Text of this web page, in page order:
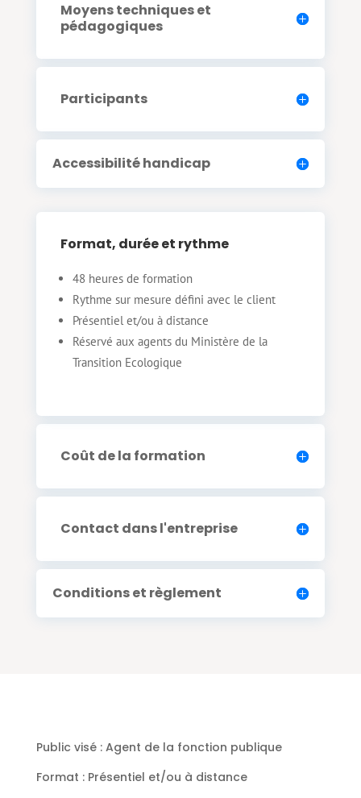
Moyens techniques et
pédagogiques
Participants
Accessibilité handicap
Format, durée et rythme
48 heures de formation
Rythme sur mesure défini avec le client
Présentiel et/ou à distance
Réservé aux agents du Ministère de la
Transition Ecologique
Coût de la formation
Contact dans l'entreprise
Conditions et règlement
Public visé : Agent de la fonction publique
Format : Présentiel et/ou à distance